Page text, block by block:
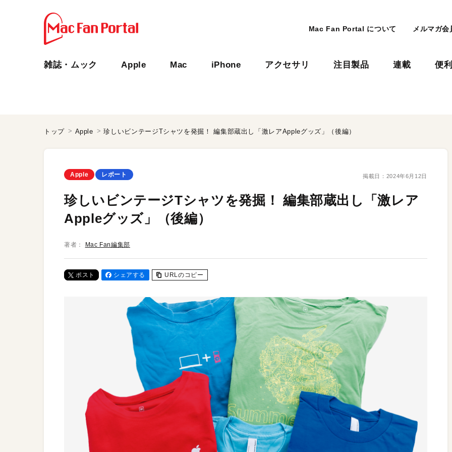
Mac Fan Portal について メルマガ会
雑誌・ムック Apple Mac iPhone アクセサリ 注目製品 連載 便
トップ Apple 珍しいビンテージTシャツを発掘！ 編集部蔵出し「激レアAppleグッズ」（後編）
Apple レポート 掲載日： 2024年6月12日
珍しいビンテージTシャツを発掘！ 編集部蔵出し「激レア
Appleグッズ」（後編）
著者： Mac Fan編集部
ポスト シェアする URLのコピー